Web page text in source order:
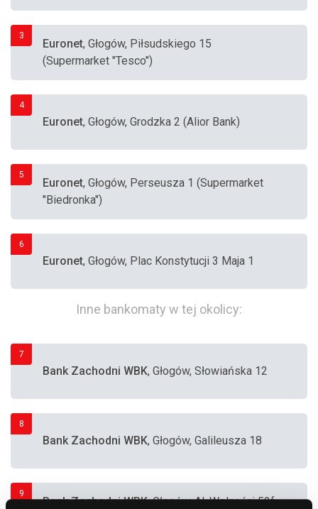
3
Euronet, Głogów, Piłsudskiego 15
(Supermarket "Tesco")
4
Euronet, Głogów, Grodzka 2 (Alior Bank)
5
Euronet, Głogów, Perseusza 1 (Supermarket
"Biedronka")
6
Euronet, Głogów, Plac Konstytucji 3 Maja 1
Inne bankomaty w tej okolicy:
7
Bank Zachodni WBK, Głogów, Słowiańska 12
8
Bank Zachodni WBK, Głogów, Galileusza 18
9
Bank Zachodni WBK, Głogów, Al. Wolności 52f